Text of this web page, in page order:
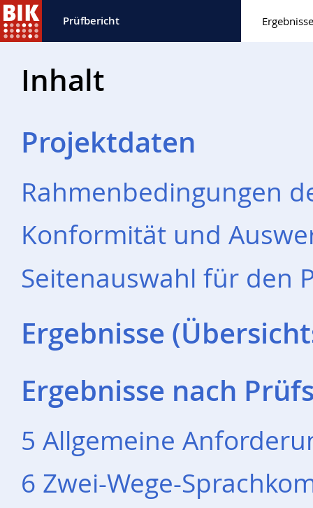
Prüfbericht
Inhalt
Projektdaten
Rahmenbedingungen
Konformität und
Seitenauswahl für den
Ergebnisse
Ergebnisse nach
5 Allgemeine
6 Zwei-Wege-